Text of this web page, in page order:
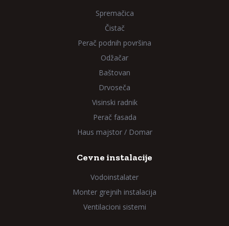
Spremačica
Čistač
Perač podnih površina
Odžačar
Baštovan
Drvoseča
Visinski radnik
Perač fasada
Haus majstor / Domar
Cevne instalacije
Vodoinstalater
Monter grejnih instalacija
Ventilacioni sistemi